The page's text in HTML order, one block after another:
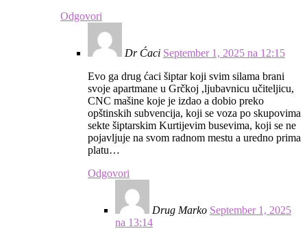
Odgovori
Dr Ćaci September 1, 2025 na 12:15
Evo ga drug ćaci šiptar koji svim silama brani
svoje apartmane u Grčkoj ,ljubavnicu učiteljicu,
CNC mašine koje je izdao a dobio preko
opštinskih subvencija, koji se voza po skupovima
sekte šiptarskim Kurtijevim busevima, koji se ne
pojavljuje na svom radnom mestu a uredno prima
platu…
Odgovori
Drug Marko September 1, 2025
na 13:14